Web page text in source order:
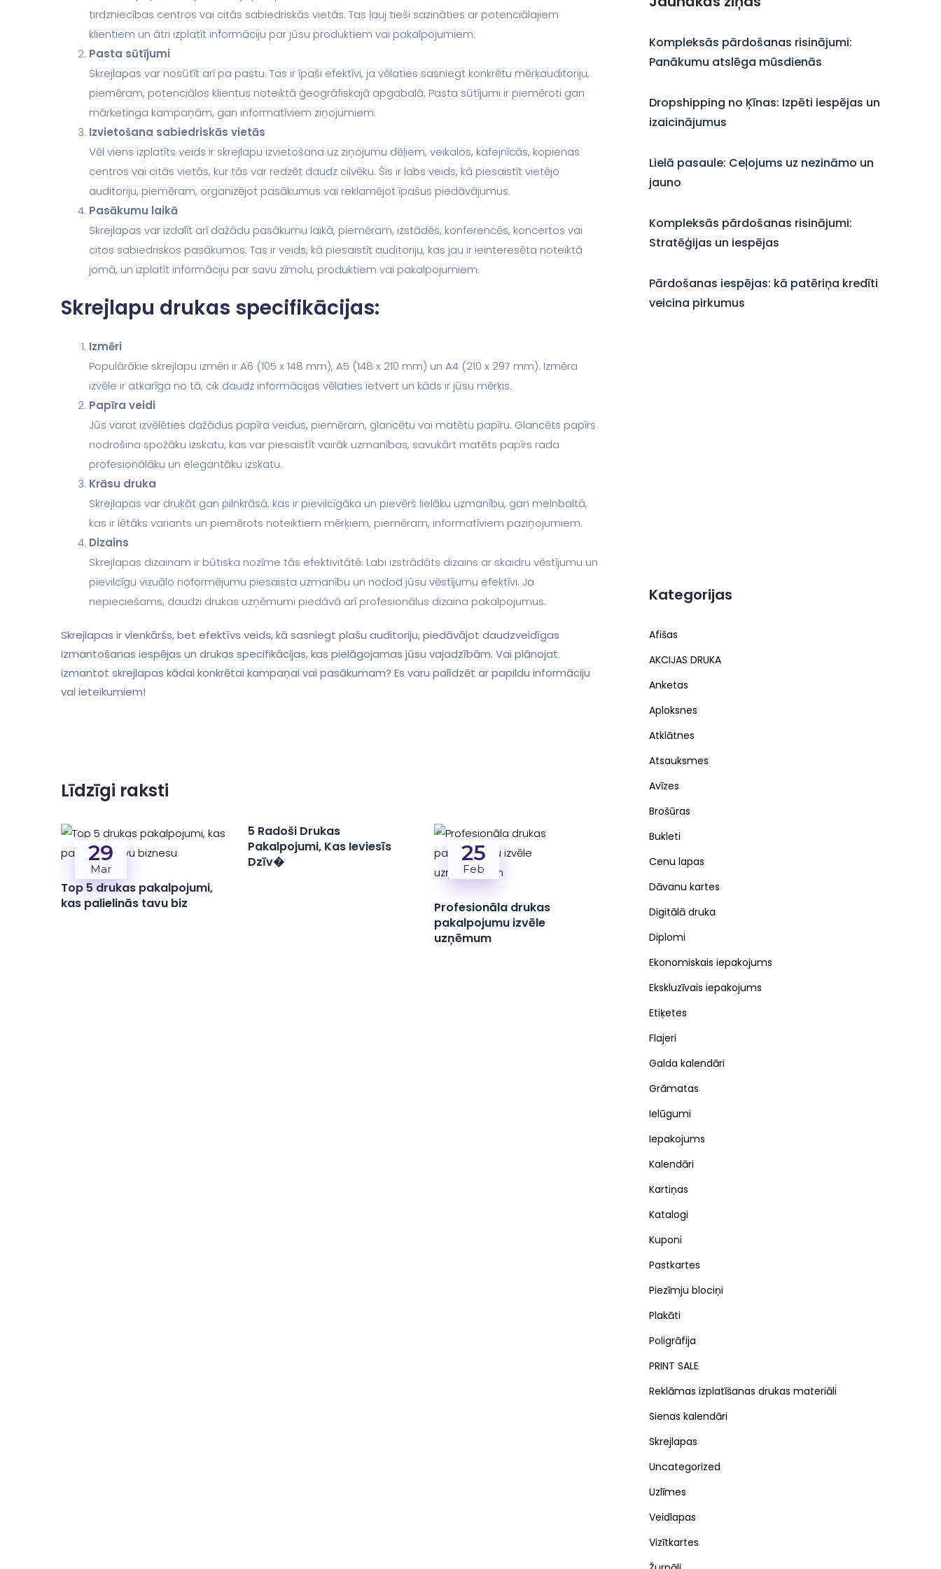
tirdzniecības centros vai citās sabiedriskās vietās. Tas ļauj tieši sazināties ar potenciālajiem
klientiem un ātri izplatīt informāciju par jūsu produktiem vai pakalpojumiem.
Pasta sūtījumi
Skrejlapas var nosūtīt arī pa pastu. Tas ir īpaši efektīvi, ja vēlaties sasniegt konkrētu mērķauditoriju,
piemēram, potenciālos klientus noteiktā ģeogrāfiskajā apgabalā. Pasta sūtījumi ir piemēroti gan
mārketinga kampaņām, gan informatīviem ziņojumiem.
Izvietošana sabiedriskās vietās
Vēl viens izplatīts veids ir skrejlapu izvietošana uz ziņojumu dēļiem, veikalos, kafejnīcās, kopienas
centros vai citās vietās, kur tās var redzēt daudz cilvēku. Šis ir labs veids, kā piesaistīt vietējo
auditoriju, piemēram, organizējot pasākumus vai reklamējot īpašus piedāvājumus.
Pasākumu laikā
Skrejlapas var izdalīt arī dažādu pasākumu laikā, piemēram, izstādēs, konferencēs, koncertos vai
citos sabiedriskos pasākumos. Tas ir veids, kā piesaistīt auditoriju, kas jau ir ieinteresēta noteiktā
jomā, un izplatīt informāciju par savu zīmolu, produktiem vai pakalpojumiem.
Skrejlapu drukas specifikācijas:
Izmēri
Populārākie skrejlapu izmēri ir A6 (105 x 148 mm), A5 (148 x 210 mm) un A4 (210 x 297 mm). Izmēra
izvēle ir atkarīga no tā, cik daudz informācijas vēlaties ietvert un kāds ir jūsu mērķis.
Papīra veidi
Jūs varat izvēlēties dažādus papīra veidus, piemēram, glancētu vai matētu papīru. Glancēts papīrs
nodrošina spožāku izskatu, kas var piesaistīt vairāk uzmanības, savukārt matēts papīrs rada
profesionālāku un elegantāku izskatu.
Krāsu druka
Skrejlapas var drukāt gan pilnkrāsā, kas ir pievilcīgāka un pievērš lielāku uzmanību, gan melnbaltā,
kas ir lētāks variants un piemērots noteiktiem mērķiem, piemēram, informatīviem paziņojumiem.
Dizains
Skrejlapas dizainam ir būtiska nozīme tās efektivitātē. Labi izstrādāts dizains ar skaidru vēstījumu un
pievilcīgu vizuālo noformējumu piesaista uzmanību un nodod jūsu vēstījumu efektīvi. Ja
nepieciešams, daudzi drukas uzņēmumi piedāvā arī profesionālus dizaina pakalpojumus.
Skrejlapas ir vienkāršs, bet efektīvs veids, kā sasniegt plašu auditoriju, piedāvājot daudzveidīgas
izmantošanas iespējas un drukas specifikācijas, kas pielāgojamas jūsu vajadzībām. Vai plānojat
izmantot skrejlapas kādai konkrētai kampaņai vai pasākumam? Es varu palīdzēt ar papildu informāciju
vai ieteikumiem!
Līdzīgi raksti
29
Mar
Top 5 drukas pakalpojumi,
kas palielinās tavu biz
5 Radoši Drukas
Pakalpojumi, Kas Ieviesīs
Dzīv�
25
Feb
Profesionāla drukas
pakalpojumu izvēle
uzņēmum
Kompleksās pārdošanas risinājumi:
Panākumu atslēga mūsdienās
Dropshipping no Ķīnas: Izpēti iespējas un
izaicinājumus
Lielā pasaule: Ceļojums uz nezināmo un
jauno
Kompleksās pārdošanas risinājumi:
Stratēģijas un iespējas
Pārdošanas iespējas: kā patēriņa kredīti
veicina pirkumus
Kategorijas
Afišas
AKCIJAS DRUKA
Anketas
Aploksnes
Atklātnes
Atsauksmes
Avīzes
Brošūras
Bukleti
Cenu lapas
Dāvanu kartes
Digitālā druka
Diplomi
Ekonomiskais iepakojums
Ekskluzīvais iepakojums
Etiķetes
Flajeri
Galda kalendāri
Grāmatas
Ielūgumi
Iepakojums
Kalendāri
Kartiņas
Katalogi
Kuponi
Pastkartes
Piezīmju blociņi
Plakāti
Poligrāfija
PRINT SALE
Reklāmas izplatīšanas drukas materiāli
Sienas kalendāri
Skrejlapas
Uncategorized
Uzlīmes
Veidlapas
Vizītkartes